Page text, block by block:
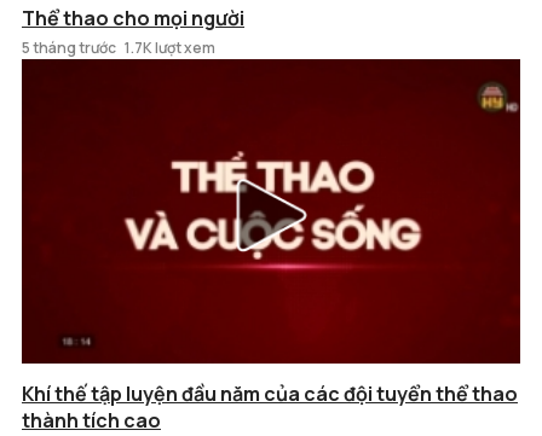
Thể thao cho mọi người
5 tháng trước 1.7K lượt xem
Khí thế tập luyện đầu năm của các đội tuyển thể thao
thành tích cao